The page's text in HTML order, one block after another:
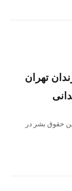
تهران
حقوق بشر در